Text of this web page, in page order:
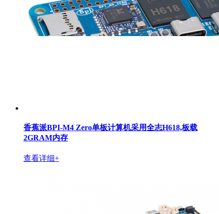
香蕉派BPI-M4 Zero单板计算机采用全志H618,板载
2GRAM内存
查看详细+